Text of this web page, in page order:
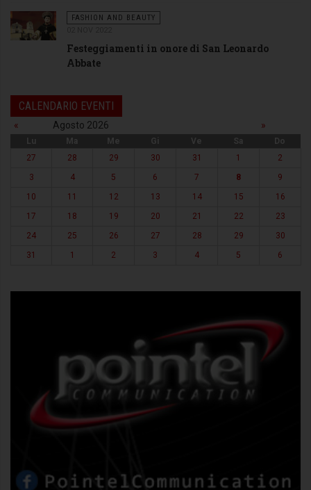
FASHION AND BEAUTY
Festeggiamenti in onore di San Leonardo
Abbate
CALENDARIO EVENTI
« Agosto 2026 »
Lu Ma Me Gi Ve Sa
Do
27
28 29 30 31 1
2
3
4 5 6 7 8
9
10
11 12 13 14 15
16
17
18 19 20 21 22
23
24
25 26 27 28 29
30
31
1 2 3 4 5 6